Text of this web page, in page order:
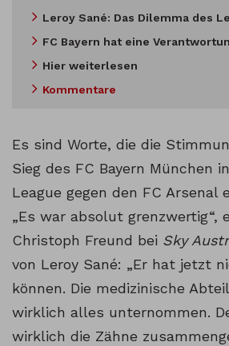
Leroy Sané: Das Dilemma des
FC Bayern hat eine
Hier weiterlesen
Kommentare
Es sind Worte, die die
Sieg des FC Bayern München
League gegen den FC Arsenal
„Es war absolut grenzwertig“,
Christoph Freund bei Sky
von Leroy Sané: „Er hat jetzt
können. Die medizinische
wirklich alles unternommen.
wirklich die Zähne